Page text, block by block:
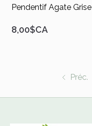
8,00$CA
Pendentif Agate Grise
Préc.